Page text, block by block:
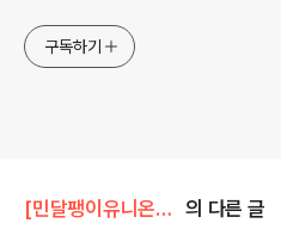
구독하기
[민달팽이유니온]/* 활동보고 의 다른 글